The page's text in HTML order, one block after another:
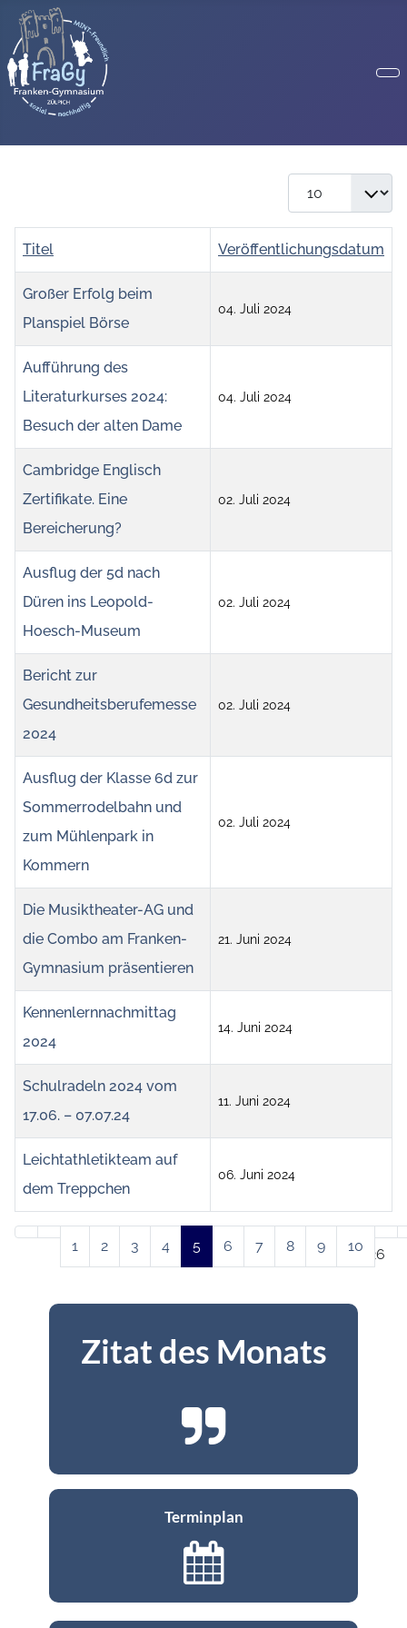
Anzeige #
Beiträge
Titel Veröffentlichungsdatum
Großer Erfolg beim
Planspiel Börse
04. Juli 2024
Aufführung des
Literaturkurses 2024:
Besuch der alten Dame
04. Juli 2024
Cambridge Englisch
Zertifikate. Eine
Bereicherung?
02. Juli 2024
Ausflug der 5d nach
Düren ins Leopold-
Hoesch-Museum
02. Juli 2024
Bericht zur
Gesundheitsberufemesse
2024
02. Juli 2024
Ausflug der Klasse 6d zur
Sommerrodelbahn und
zum Mühlenpark in
Kommern
02. Juli 2024
Die Musiktheater-AG und
die Combo am Franken-
Gymnasium präsentieren
21. Juni 2024
Kennenlernnachmittag
2024
14. Juni 2024
Schulradeln 2024 vom
17.06. – 07.07.24
11. Juni 2024
Leichtathletikteam auf
dem Treppchen
06. Juni 2024
Seite 5 von 26
1 2 3 4 5 6 7 8 9 10
Zitat des Monats
Terminplan